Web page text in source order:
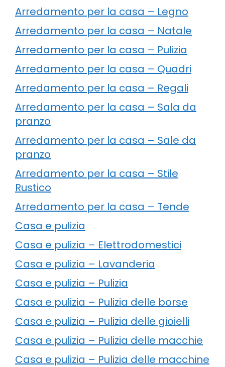
Arredamento per la casa – Legno
Arredamento per la casa – Natale
Arredamento per la casa – Pulizia
Arredamento per la casa – Quadri
Arredamento per la casa – Regali
Arredamento per la casa – Sala da
pranzo
Arredamento per la casa – Sale da
pranzo
Arredamento per la casa – Stile
Rustico
Arredamento per la casa – Tende
Casa e pulizia
Casa e pulizia – Elettrodomestici
Casa e pulizia – Lavanderia
Casa e pulizia – Pulizia
Casa e pulizia – Pulizia delle borse
Casa e pulizia – Pulizia delle gioielli
Casa e pulizia – Pulizia delle macchie
Casa e pulizia – Pulizia delle macchine